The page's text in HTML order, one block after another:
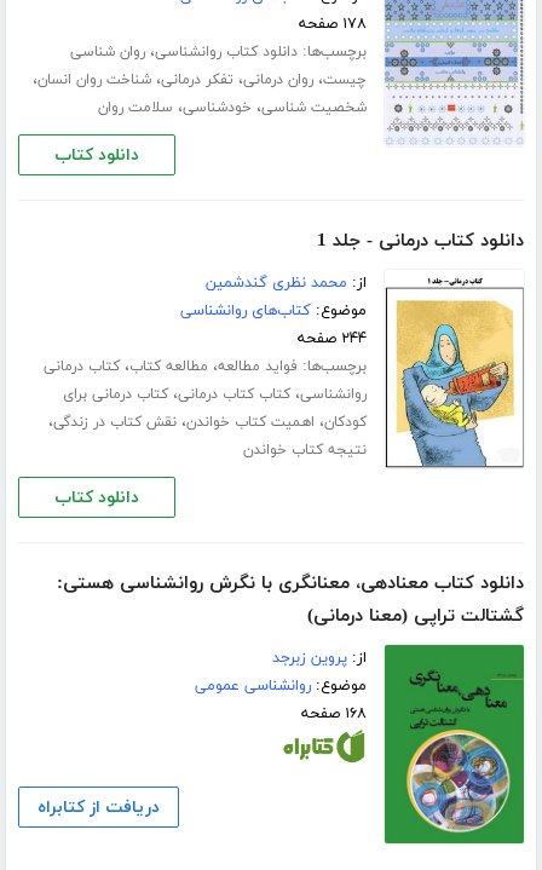
۱۷۸ صفحه
برچسب‌ها:دانلود کتاب روانشناسی،روان شناسی
چیست،روان درمانی، تفکر درمانی،شناخت روان انسان،
شخصیت شناسی، خودشناسی، سلامت روان
دانلود کتاب
دانلود کتاب درمانی - جلد 1
از: محمد نظری گندشمین
موضوع:کتاب‌های روانشناسی
۲۴۴ صفحه
برچسب‌ها: فواید مطالعه، مطالعه کتاب،کتاب درمانی
روانشناسی،کتاب کتاب درمانی،کتاب درمانی برای
کودکان، اهمیت کتاب خواندن،نقش کتاب در زندگی،
نتیجه کتاب خواندن
دانلود کتاب
دانلود کتاب معنادهی، معنانگری با نگرش روانشناسی هستی:
گشتالت تراپی (معنا درمانی)
از:پروین زبرجد
موضوع:روانشناسی عمومی
۱۶۸ صفحه
دریافت از کتابراه